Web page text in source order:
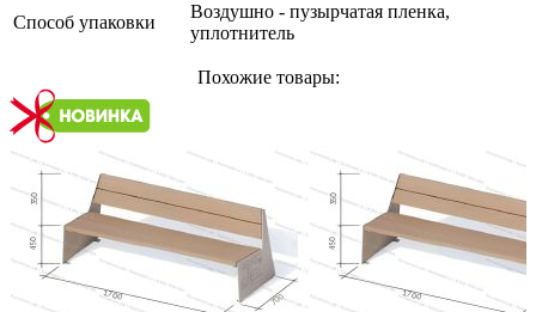
Способ упаковки
Воздушно - пузырчатая пленка,
уплотнитель
Похожие товары: